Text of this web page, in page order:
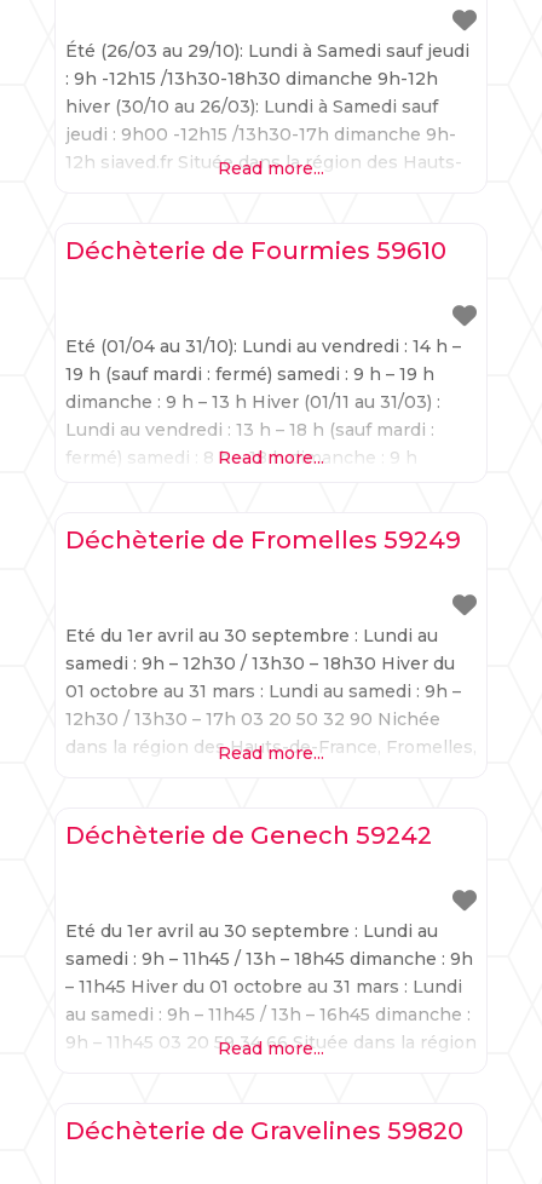
Été (26/03 au 29/10): Lundi à Samedi sauf jeudi
: 9h -12h15 /13h30-18h30 dimanche 9h-12h
hiver (30/10 au 26/03): Lundi à Samedi sauf
jeudi : 9h00 -12h15 /13h30-17h dimanche 9h-
12h siaved.fr Située dans la région des Hauts-
impressionnant de l’équilibre entre la
Read more...
Déchèterie de Fourmies 59610
Eté (01/04 au 31/10): Lundi au vendredi : 14 h –
19 h (sauf mardi : fermé) samedi : 9 h – 19 h
dimanche : 9 h – 13 h Hiver (01/11 au 31/03) :
Lundi au vendredi : 13 h – 18 h (sauf mardi :
fermé) samedi : 8 h – 18 h dimanche : 9 h
Read more...
Déchèterie de Fromelles 59249
Eté du 1er avril au 30 septembre : Lundi au
samedi : 9h – 12h30 / 13h30 – 18h30 Hiver du
01 octobre au 31 mars : Lundi au samedi : 9h –
12h30 / 13h30 – 17h 03 20 50 32 90 Nichée
dans la région des Hauts-de-France, Fromelles,
Read more...
Déchèterie de Genech 59242
Eté du 1er avril au 30 septembre : Lundi au
samedi : 9h – 11h45 / 13h – 18h45 dimanche : 9h
– 11h45 Hiver du 01 octobre au 31 mars : Lundi
au samedi : 9h – 11h45 / 13h – 16h45 dimanche :
9h – 11h45 03 20 59 34 66 Située dans la région
Read more...
Déchèterie de Gravelines 59820